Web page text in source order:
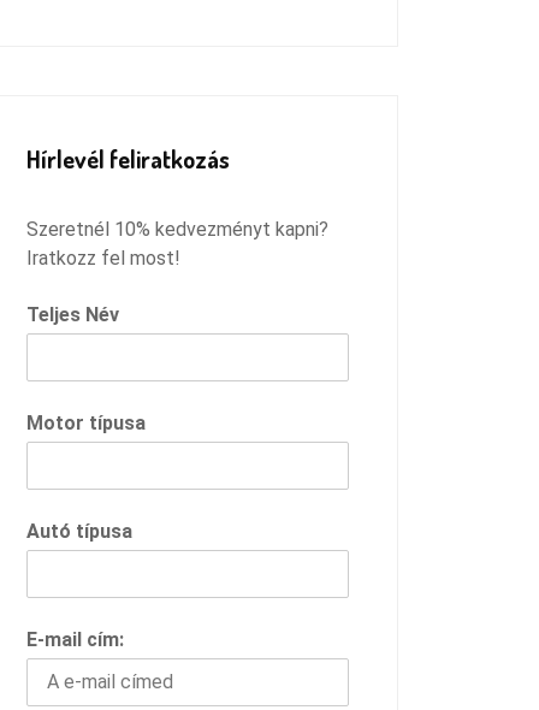
Hírlevél feliratkozás
Szeretnél 10% kedvezményt kapni?
Iratkozz fel most!
Teljes Név
Motor típusa
Autó típusa
E-mail cím: